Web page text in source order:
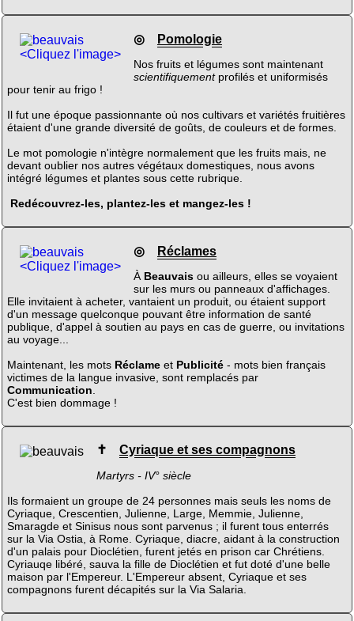
<Cliquez l'image>
◎ Pomologie
Nos fruits et légumes sont maintenant
scientifiquementprofilés et uniformisés
pour tenir au frigo !
Il fut une époque passionnante où nos cultivars et variétés fruitières
étaient d'une grande diversité de goûts, de couleurs et de formes.
Le mot pomologie n'intègre normalement que les fruits mais, ne
devant oublier nos autres végétaux domestiques, nous avons
intégré légumes et plantes sous cette rubrique.
Redécouvrez-les, plantez-les et mangez-les !
<Cliquez l'image>
◎ Réclames
À Beauvaisou ailleurs, elles se voyaient
sur les murs ou panneaux d'affichages.
Elle invitaient à acheter, vantaient un produit, ou étaient support
d'un message quelconque pouvant être information de santé
publique, d'appel à soutien au pays en cas de guerre, ou invitations
au voyage...
Maintenant, les mots Réclameet Publicité- mots bien français
victimes de la langue invasive, sont remplacés par
Communication
C'est bien dommage !
✝ Cyriaque et ses compagnons
Martyrs - IV° siècle
Ils formaient un groupe de 24 personnes mais seuls les noms de
Cyriaque, Crescentien, Julienne, Large, Memmie, Julienne,
Smaragde et Sinisus nous sont parvenus ; il furent tous enterrés
sur la Via Ostia, à Rome. Cyriaque, diacre, aidant à la construction
d'un palais pour Dioclétien, furent jetés en prison car Chrétiens.
Cyriauqe libéré, sauva la fille de Dioclétien et fut doté d'une belle
maison par l'Empereur. L'Empereur absent, Cyriaque et ses
compagnons furent décapités sur la Via Salaria.